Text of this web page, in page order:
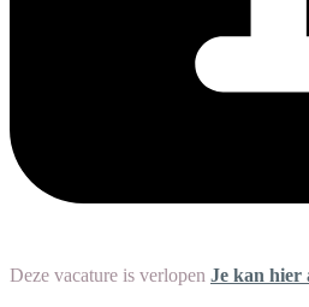
Deze vacature is verlopen Je kan hier